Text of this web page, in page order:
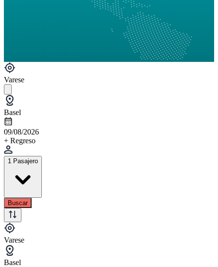
Varese
Basel
09/08/2026
+ Regreso
1 Pasajero
Buscar
Varese
Basel